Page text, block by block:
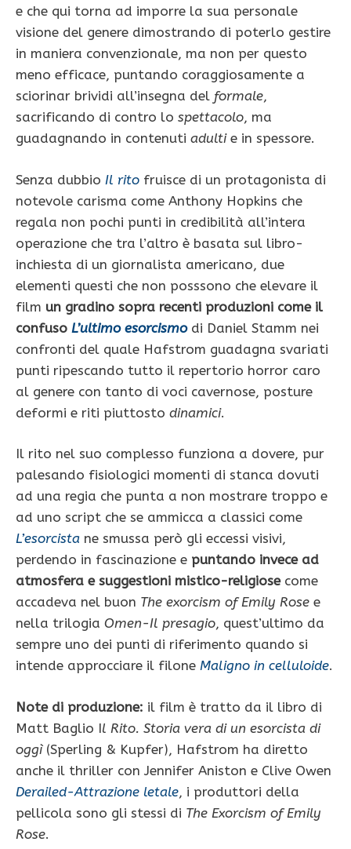
e che qui torna ad imporre la sua personale
visione del genere dimostrando di poterlo gestire
in maniera convenzionale, ma non per questo
meno efficace, puntando coraggiosamente a
sciorinar brividi all’insegna del formale,
sacrificando di contro lo spettacolo, ma
guadagnando in contenuti adultie in spessore.
Senza dubbio Il rito fruisce di un protagonista di
notevole carisma come Anthony Hopkins che
regala non pochi punti in credibilità all’intera
operazione che tra l’altro è basata sul libro-
inchiesta di un giornalista americano, due
elementi questi che non posssono che elevare il
film un gradino sopra recenti produzioni come il
confuso L’ultimo esorcismodi Daniel Stamm nei
confronti del quale Hafstrom guadagna svariati
punti ripescando tutto il repertorio horror caro
al genere con tanto di voci cavernose, posture
deformi e riti piuttosto dinamici.
Il rito nel suo complesso funziona a dovere, pur
palesando fisiologici momenti di stanca dovuti
ad una regia che punta a non mostrare troppo e
ad uno script che se ammicca a classici come
L’esorcista ne smussa però gli eccessi visivi,
perdendo in fascinazione e puntando invece ad
atmosfera e suggestioni mistico-religiosecome
accadeva nel buon The exorcism of Emily Rose e
nella trilogia Omen-Il presagio, quest’ultimo da
sempre uno dei punti di riferimento quando si
intende approcciare il filone Maligno in celluloide.
Note di produzione: il film è tratto da il libro di
Matt Baglio Il Rito. Storia vera di un esorcista di
oggì(Sperling & Kupfer), Hafstrom ha diretto
anche il thriller con Jennifer Aniston e Clive Owen
Derailed-Attrazione letale, i produttori della
pellicola sono gli stessi di The Exorcism of Emily
Rose.